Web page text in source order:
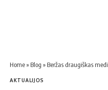
Home» Blog » Beržas draugiškas
AKTUALIJOS